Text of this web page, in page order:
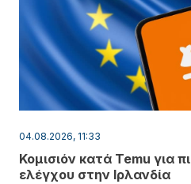
04.08.2026, 11:33
Κομισιόν κατά Temu για
ελέγχου στην Ιρλανδία